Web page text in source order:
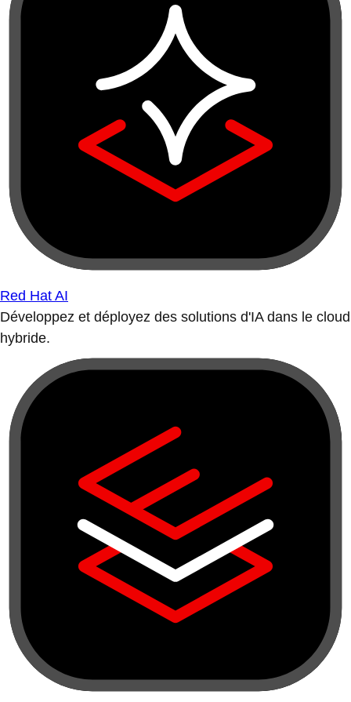
Red Hat AI
Développez et déployez des solutions d'IA dans le cloud
hybride.